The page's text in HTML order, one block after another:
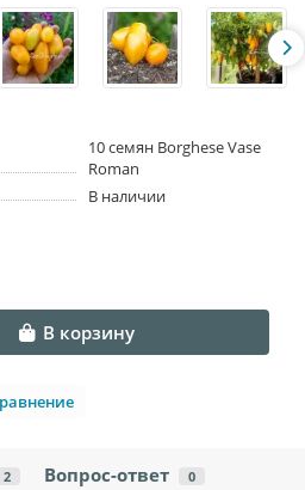
10 семян Borghese Vase
Roman
В наличии
В корзину
2 Вопрос-ответ 0